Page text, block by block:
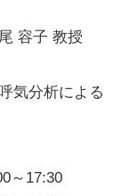
容子 教授
気分析による
～17:30